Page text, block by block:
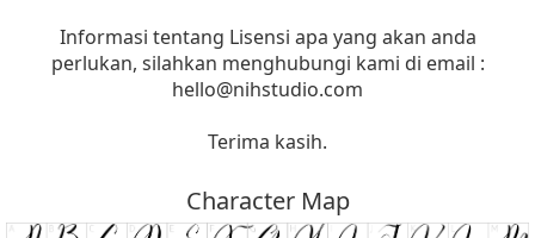
Informasi tentang Lisensi apa yang akan anda
perlukan, silahkan menghubungi kami di email :
hello@nihstudio.com
Terima kasih.
Character Map